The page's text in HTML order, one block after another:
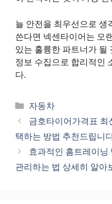
늘 안전을 최우선으로 생
쓴다면 넥센타이어는 오
있는 훌륭한 파트너가 될
정보 수집으로 합리적인
다.
카
테
리
자동차
금호타이어가격표 최
택하는 방법 추천드립니
효과적인 홈트레이닝
관리하는 법 상세히 알아